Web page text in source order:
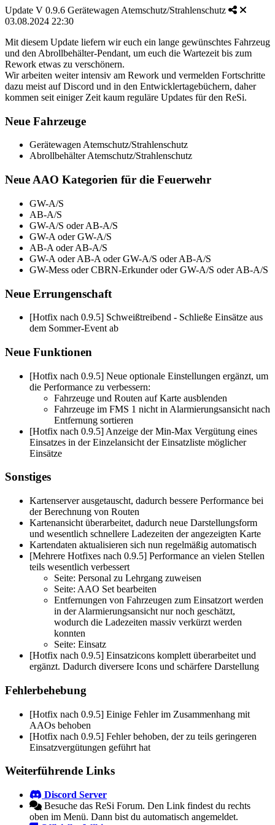
Update V 0.9.6 Gerätewagen Atemschutz/Strahlenschutz
03.08.2024 22:30
Mit diesem Update liefern wir euch ein lange gewünschtes Fahrzeug
und den Abrollbehälter-Pendant, um euch die Wartezeit bis zum
Rework etwas zu verschönern.
Wir arbeiten weiter intensiv am Rework und vermelden Fortschritte
dazu meist auf Discord und in den Entwicklertagebüchern, daher
kommen seit einiger Zeit kaum reguläre Updates für den ReSi.
Neue Fahrzeuge
Gerätewagen Atemschutz/Strahlenschutz
Abrollbehälter Atemschutz/Strahlenschutz
Neue AAO Kategorien für die Feuerwehr
GW-A/S
AB-A/S
GW-A/S oder AB-A/S
GW-A oder GW-A/S
AB-A oder AB-A/S
GW-A oder AB-A oder GW-A/S oder AB-A/S
GW-Mess oder CBRN-Erkunder oder GW-A/S oder AB-A/S
Neue Errungenschaft
[Hotfix nach 0.9.5] Schweißtreibend - Schließe Einsätze aus
dem Sommer-Event ab
Neue Funktionen
[Hotfix nach 0.9.5] Neue optionale Einstellungen ergänzt, um
die Performance zu verbessern:
Fahrzeuge und Routen auf Karte ausblenden
Fahrzeuge im FMS 1 nicht in Alarmierungsansicht nach
Entfernung sortieren
[Hotfix nach 0.9.5] Anzeige der Min-Max Vergütung eines
Einsatzes in der Einzelansicht der Einsatzliste möglicher
Einsätze
Sonstiges
Kartenserver ausgetauscht, dadurch bessere Performance bei
der Berechnung von Routen
Kartenansicht überarbeitet, dadurch neue Darstellungsform
und wesentlich schnellere Ladezeiten der angezeigten Karte
Kartendaten aktualisieren sich nun regelmäßig automatisch
[Mehrere Hotfixes nach 0.9.5] Performance an vielen Stellen
teils wesentlich verbessert
Seite: Personal zu Lehrgang zuweisen
Seite: AAO Set bearbeiten
Entfernungen von Fahrzeugen zum Einsatzort werden
in der Alarmierungsansicht nur noch geschätzt,
wodurch die Ladezeiten massiv verkürzt werden
konnten
Seite: Einsatz
[Hotfix nach 0.9.5] Einsatzicons komplett überarbeitet und
ergänzt. Dadurch diversere Icons und schärfere Darstellung
Fehlerbehebung
[Hotfix nach 0.9.5] Einige Fehler im Zusammenhang mit
AAOs behoben
[Hotfix nach 0.9.5] Fehler behoben, der zu teils geringeren
Einsatzvergütungen geführt hat
Weiterführende Links
Discord Server
Besuche das ReSi Forum. Den Link findest du rechts
oben im Menü. Dann bist du automatisch angemeldet.